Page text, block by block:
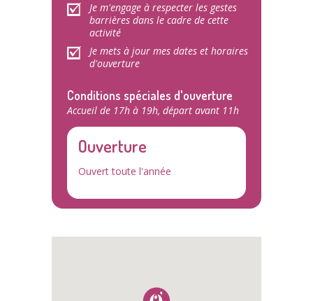
Je m'engage à respecter les gestes
barrières dans le cadre de cette
activité
Je mets à jour mes dates et horaires
d'ouverture
Conditions spéciales d'ouverture
Accueil de 17h à 19h, départ avant 11h
Ouverture
Ouvert toute l'année